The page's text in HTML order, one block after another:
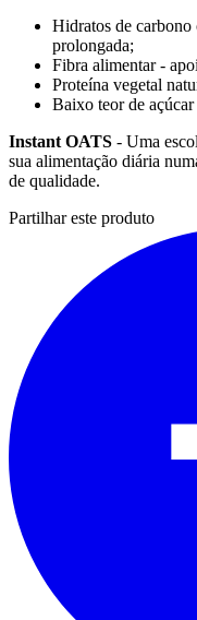
Hidratos de carbono
prolongada;
Fibra alimentar -
Proteína vegetal
Baixo teor de
Instant OATS - Uma
sua alimentação diária
de qualidade.
Partilhar este produto